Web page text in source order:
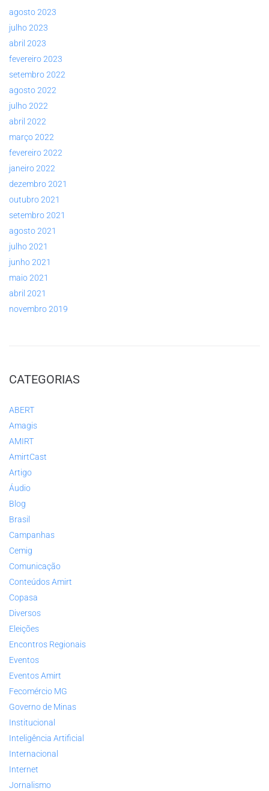
agosto 2023
julho 2023
abril 2023
fevereiro 2023
setembro 2022
agosto 2022
julho 2022
abril 2022
março 2022
fevereiro 2022
janeiro 2022
dezembro 2021
outubro 2021
setembro 2021
agosto 2021
julho 2021
junho 2021
maio 2021
abril 2021
novembro 2019
CATEGORIAS
ABERT
Amagis
AMIRT
AmirtCast
Artigo
Áudio
Blog
Brasil
Campanhas
Cemig
Comunicação
Conteúdos Amirt
Copasa
Diversos
Eleições
Encontros Regionais
Eventos
Eventos Amirt
Fecomércio MG
Governo de Minas
Institucional
Inteligência Artificial
Internacional
Internet
Jornalismo